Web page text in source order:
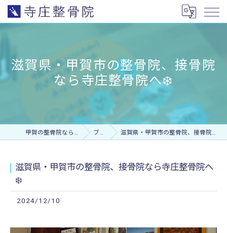
滋賀県・甲賀市の整骨院、接骨院
なら寺庄整骨院へ❄️
甲賀の整骨院なら寺庄整骨院 ブログ 滋賀県・甲賀市の整骨院、接骨院なら寺庄整骨院へ❄️
滋賀県・甲賀市の整骨院、接骨院なら寺庄整骨院へ
❄️
2024/12/10